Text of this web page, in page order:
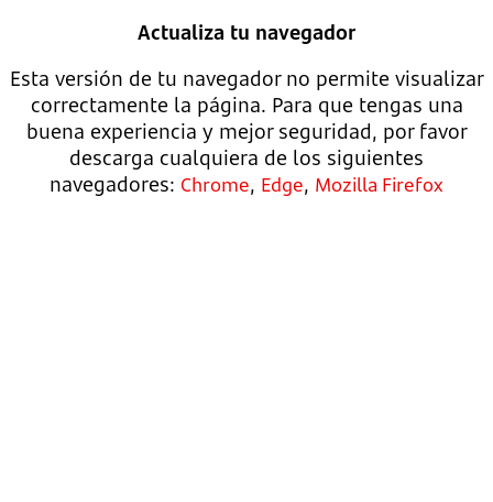
Actualiza tu navegador
Esta versión de tu navegador no permite visualizar
correctamente la página. Para que tengas una
buena experiencia y mejor seguridad, por favor
descarga cualquiera de los siguientes
navegadores: Chrome, Edge, Mozilla Firefox